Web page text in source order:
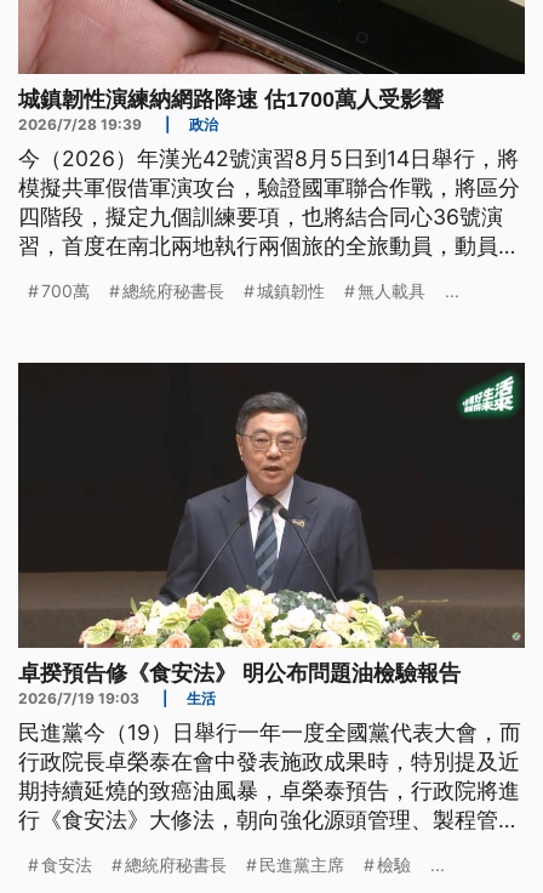
城鎮韌性演練納網路降速 估1700萬人受影響
2026/7/28 19:39 政治
今（2026）年漢光42號演習8月5日到14日舉行，將
模擬共軍假借軍演攻台，驗證國軍聯合作戰，將區分
四階段，擬定九個訓練要項，也將結合同心36號演
習，首度在南北兩地執行兩個旅的全旅動員，動員後
性演習，其中在中部跟北部地區將實施行動網路降速
700萬 總統府秘書長 城鎮韌性 無人載具 ...
卓揆預告修《食安法》 明公布問題油檢驗報告
2026/7/19 19:03 生活
民進黨今（19）日舉行一年一度全國黨代表大會，而
行政院長卓榮泰在會中發表施政成果時，特別提及近
期持續延燒的致癌油風暴，卓榮泰預告，行政院將進
行《食安法》大修法，朝向強化源頭管理、製程管理
告，力求讓民眾安心。總統府秘書長潘孟安則表示，
食安法 總統府秘書長 民進黨主席 檢驗 ...